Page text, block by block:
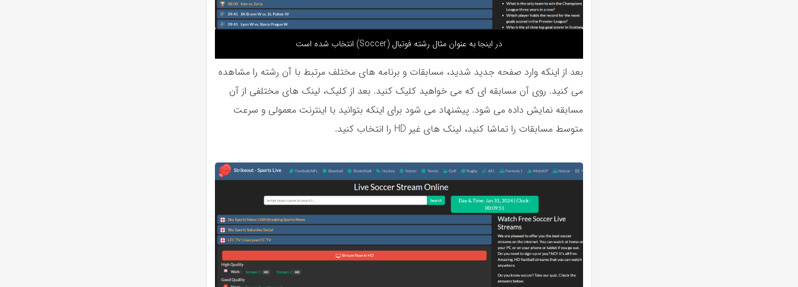
در اینجا به عنوان مثال رشته فوتبال (Soccer) انتخاب شده است
بعد از اینکه وارد صفحه جدید شدید، مسابقات و برنامه های مختلف مرتبط با آن رشته را مشاهده
می کنید. روی آن مسابقه ای که می خواهید کلیک کنید. بعد از کلیک، لینک های مختلفی از آن
مسابقه نمایش داده می شود. پیشنهاد می شود برای اینکه بتوانید با اینترنت معمولی و سرعت
متوسط مسابقات را تماشا کنید، لینک های غیر HD را انتخاب کنید.